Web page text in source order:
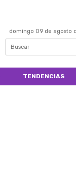
domingo 09 de agosto
TENDENCIAS